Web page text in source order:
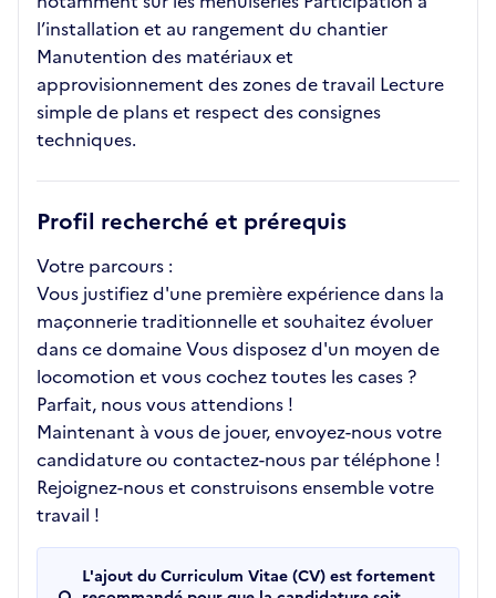
l’installation et au rangement du chantier
Manutention des matériaux et
approvisionnement des zones de travail Lecture
simple de plans et respect des consignes
techniques.
Profil recherché et prérequis
Votre parcours :
Vous justifiez d'une première expérience dans la
maçonnerie traditionnelle et souhaitez évoluer
dans ce domaine Vous disposez d'un moyen de
locomotion et vous cochez toutes les cases ?
Parfait, nous vous attendions !
Maintenant à vous de jouer, envoyez-nous votre
candidature ou contactez-nous par téléphone !
Rejoignez-nous et construisons ensemble votre
travail !
L'ajout du Curriculum Vitae (CV) est fortement